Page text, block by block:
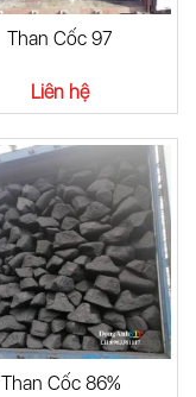
Than Cốc 97
Liên hệ
Than Cốc 86%